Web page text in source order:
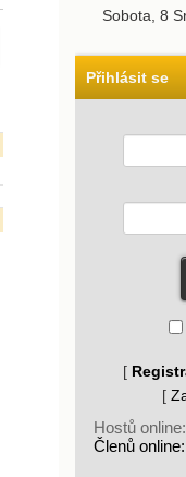
Sobota, 8
Přihlásit se
[
[
Hostů online:
Členů online: